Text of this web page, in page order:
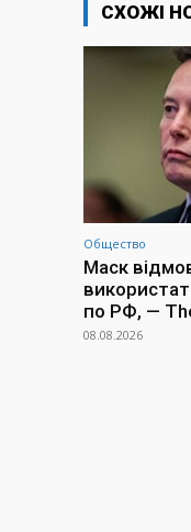
СХОЖІ
Общество
Маск
по РФ, —
08.08.2026